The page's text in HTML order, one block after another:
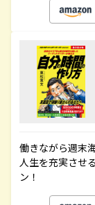
働きながら週末
人生を充実させ
ン！